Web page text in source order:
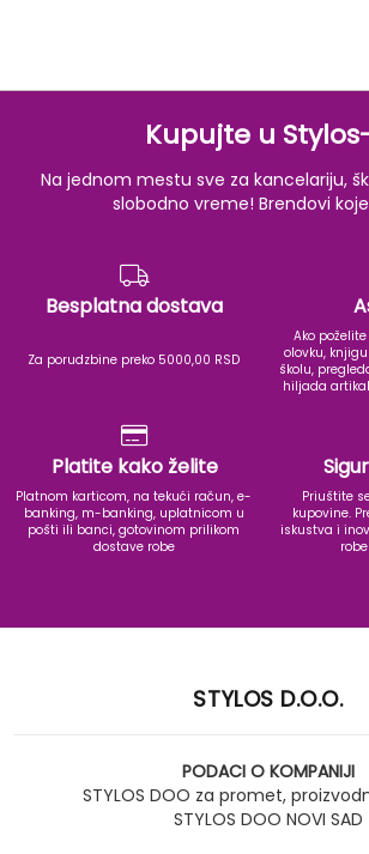
Praktičan unutrašnji džep za sitnice i
Ekološki odgovoran izbor zahvaljujući
recikliranih materijala.
Kupujte u
Na jednom mestu sve za kancelariju,
slobodno vreme! Brendovi
Besplatna dostava
Za porudzbine preko 5000,00 RSD
Ako
olovku,
školu,
hiljada
Platite kako želite
Platnom karticom, na tekući račun, e-
banking, m-banking, uplatnicom u
pošti ili banci, gotovinom prilikom
dostave robe
Priuštite
kupovine.
iskustva i
STYLOS D.O.O.
PODACI O KOMPANIJI
STYLOS DOO za promet,
STYLOS DOO NOVI SAD